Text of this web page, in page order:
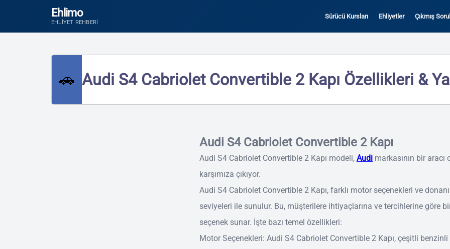
Ehlimo
EHLIYET REHBERI
Sürücü Kursları Ehliyetler Çıkmış
🚗 Audi S4 Cabriolet Convertible 2 Kapı Özellikleri &
Audi S4 Cabriolet Convertible 2 Kapı
Audi S4 Cabriolet Convertible 2 Kapı modeli, Audi markasının bir aracı
karşımıza çıkıyor.
Audi S4 Cabriolet Convertible 2 Kapı, farklı motor seçenekleri ve
seviyeleri ile sunulur. Bu, müşterilere ihtiyaçlarına ve tercihlerine göre
seçenek sunar. İşte bazı temel özellikleri:
Motor Seçenekleri: Audi S4 Cabriolet Convertible 2 Kapı, çeşitli benzinli